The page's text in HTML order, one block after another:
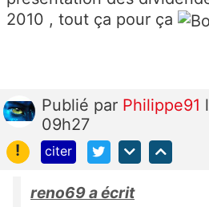
2010 , tout ça pour ça
Publié par Philippe91
09h27
!
citer
reno69 a écrit